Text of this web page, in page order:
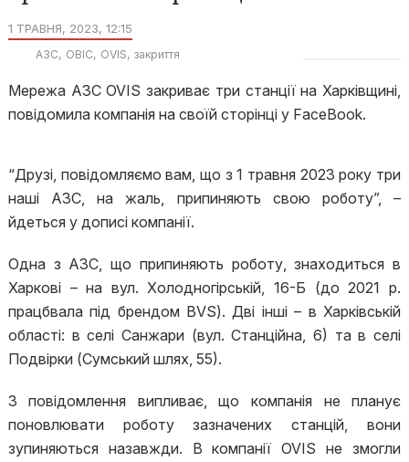
1 ТРАВНЯ, 2023, 12:15
АЗС ОВІС OVIS закриття
Мережа АЗС OVIS закриває три станції на Харківщині,
повідомила компанія на своїй сторінці у FaceBook.
“Друзі, повідомляємо вам, що з 1 травня 2023 року три
наші АЗС, на жаль, припиняють свою роботу”, –
йдеться у дописі компанії.
Одна з АЗС, що припиняють роботу, знаходиться в
Харкові – на вул. Холодногірській, 16-Б (до 2021 р.
працбвала під брендом BVS). Дві інші – в Харківській
області: в селі Санжари (вул. Станційна, 6) та в селі
Подвірки (Сумський шлях, 55).
З повідомлення випливає, що компанія не планує
поновлювати роботу зазначених станцій, вони
зупиняються назавжди. В компанії OVIS не змогли